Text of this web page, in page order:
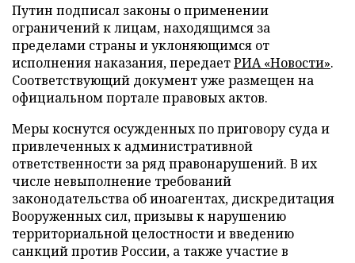
Путин подписал законы о применении
ограничений к лицам, находящимся за
пределами страны и уклоняющимся от
исполнения наказания, передаетРИА «Новости».
Соответствующий документ уже размещен на
официальном портале правовых актов.
Меры коснутся осужденных по приговору суда и
привлеченных к административной
ответственности за ряд правонарушений. В их
числе невыполнение требований
законодательства об иноагентах, дискредитация
Вооруженных сил, призывы к нарушению
территориальной целостности и введению
санкций против России, а также участие в